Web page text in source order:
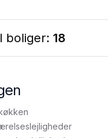
boliger: 18